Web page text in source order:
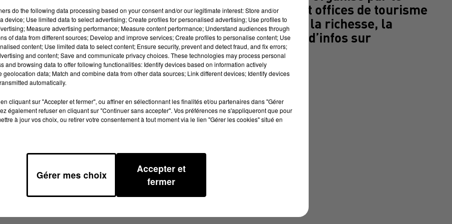
avec Haute-Garonne Tourisme, les communes et offices de tourisme
culturels et touristiques du territoire. Plongez dans la richesse, la
et touristique de notre département. Plus d’infos sur
dans une démarche écoresponsable.
1er août 2026 à 0h00
do the following data processing based on your consent and/or our legitimate interest: Store and/or
device; Use limited data to select advertising; Create profiles for personalised advertising; Use profiles to
Measure advertising performance; Measure content performance; Understand audiences through
of data from different sources; Develop and improve services; Create profiles to personalise content; Use
content; Use limited data to select content; Ensure security, prevent and detect fraud, and fix errors;
and content; Save and communicate privacy choices. These technologies may process personal
and browsing data to offer following functionalities: Identify devices based on information actively
geolocation data; Match and combine data from other data sources; Link different devices; Identify devices
automatically.
cliquant sur "Accepter et fermer", ou affiner en sélectionnant les finalités et/ou partenaires dans "Gérer
également refuser en cliquant sur "Continuer sans accepter". Vos préférences ne s'appliqueront que pour
à jour vos choix, ou retirer votre consentement à tout moment via le lien "Gérer les cookies" situé en
Gérer mes choix
Accepter et
fermer